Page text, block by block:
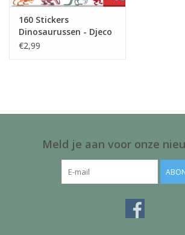
160 Stickers
Dinosaurussen - Djeco
€2,99
Meld je aan voor onze